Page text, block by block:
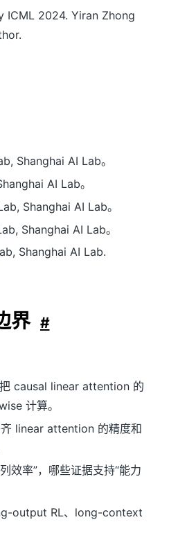
ICML 2024. Yiran Zhong
Shanghai AI Lab。
AI Lab。
Shanghai AI Lab。
Shanghai AI Lab。
Shanghai AI Lab.
界 #
causal linear attention 的
计算。
linear attention 的精度和
效率”，哪些证据支持“能力
output RL、long-context